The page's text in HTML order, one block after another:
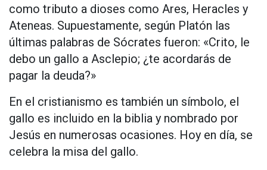
como tributo a dioses como Ares, Heracles y
Ateneas. Supuestamente, según Platón las
últimas palabras de Sócrates fueron: «Crito, le
debo un gallo a Asclepio; ¿te acordarás de
pagar la deuda?»
En el cristianismo es también un símbolo, el
gallo es incluido en la biblia y nombrado por
Jesús en numerosas ocasiones. Hoy en día, se
celebra la misa del gallo.